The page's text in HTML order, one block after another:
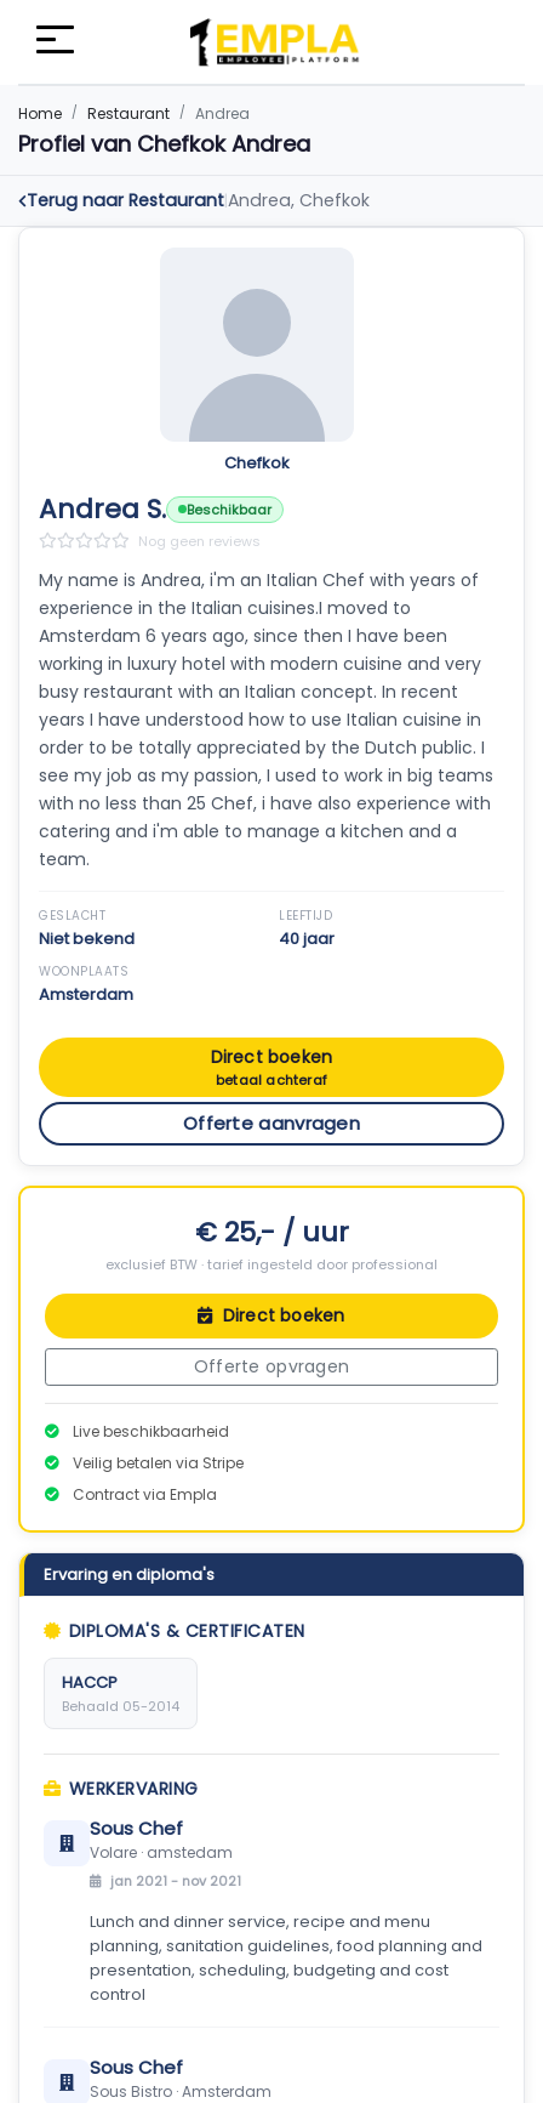
Home Restaurant Andrea
Profiel van Chefkok Andrea
Terug naar Restaurant|Andrea, Chefkok
Chefkok
Andrea S.
Beschikbaar
Nog geen reviews
My name is Andrea, i'm an Italian Chef with years of
experience in the Italian cuisines.I moved to
Amsterdam 6 years ago, since then I have been
working in luxury hotel with modern cuisine and very
busy restaurant with an Italian concept. In recent
years I have understood how to use Italian cuisine in
order to be totally appreciated by the Dutch public. I
see my job as my passion, I used to work in big teams
with no less than 25 Chef, i have also experience with
catering and i'm able to manage a kitchen and a
team.
GESLACHT
Niet bekend
LEEFTIJD
40 jaar
WOONPLAATS
Amsterdam
Direct boeken
betaal achteraf
Offerte aanvragen
€ 25,- / uur
exclusief BTW · tarief ingesteld door professional
Direct boeken
Offerte opvragen
Live beschikbaarheid
Veilig betalen via Stripe
Contract via Empla
Ervaring en diploma's
DIPLOMA'S & CERTIFICATEN
HACCP
Behaald 05-2014
WERKERVARING
Sous Chef
Volare · amstedam
jan 2021 - nov 2021
Lunch and dinner service, recipe and menu
planning, sanitation guidelines, food planning and
presentation, scheduling, budgeting and cost
control
Sous Chef
Sous Bistro · Amsterdam